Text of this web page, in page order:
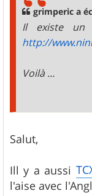
grimperic a
Il existe un
http://
Voilà ...
Salut,
Ill y a aussi
l'aise avec